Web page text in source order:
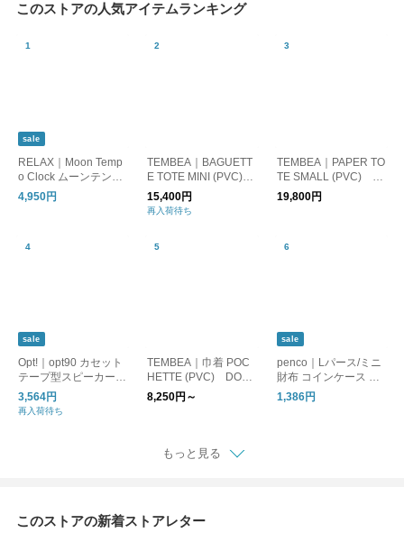
このストアの人気アイテムランキング
sale
RELAX｜Moon Temp
o Clock ムーンテンポ
クロック/置時計 目覚
まし時計
4,950円
TEMBEA｜BAGUETT
E TOTE MINI (PVC)
DOG-1/トートバッグ
犬
15,400円
再入荷待ち
TEMBEA｜PAPER TO
TE SMALL (PVC) D
OG-1/トートバッグ 犬
19,800円
sale
Opt!｜opt90 カセット
テープ型スピーカー/B
luetooth
3,564円
再入荷待ち
TEMBEA｜巾着 POC
HETTE (PVC) DOG-
1/ポシェット/巾着 バ
ッグ 犬
8,250円～
sale
penco｜Lパース/ミニ
財布 コインケース カ
ードケース
1,386円
もっと見る
このストアの新着ストアレター